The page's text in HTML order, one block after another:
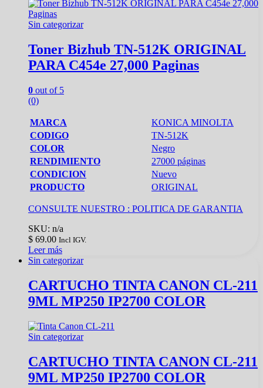
Sin categorizar
Toner Bizhub TN-512K ORIGINAL
PARA C454e 27,000 Paginas
0 out of 5
(0)
MARCA
KONICA MINOLTA
CODIGO
TN-512K
COLOR
Negro
RENDIMIENTO
27000 páginas
CONDICION
Nuevo
PRODUCTO
ORIGINAL
CONSULTE NUESTRO : POLITICA DE GARANTIA
SKU: n/a
$ 69.00 Incl IGV.
Leer más
Sin categorizar
CARTUCHO TINTA CANON CL-211
9ML MP250 IP2700 COLOR
Sin categorizar
CARTUCHO TINTA CANON CL-211
9ML MP250 IP2700 COLOR